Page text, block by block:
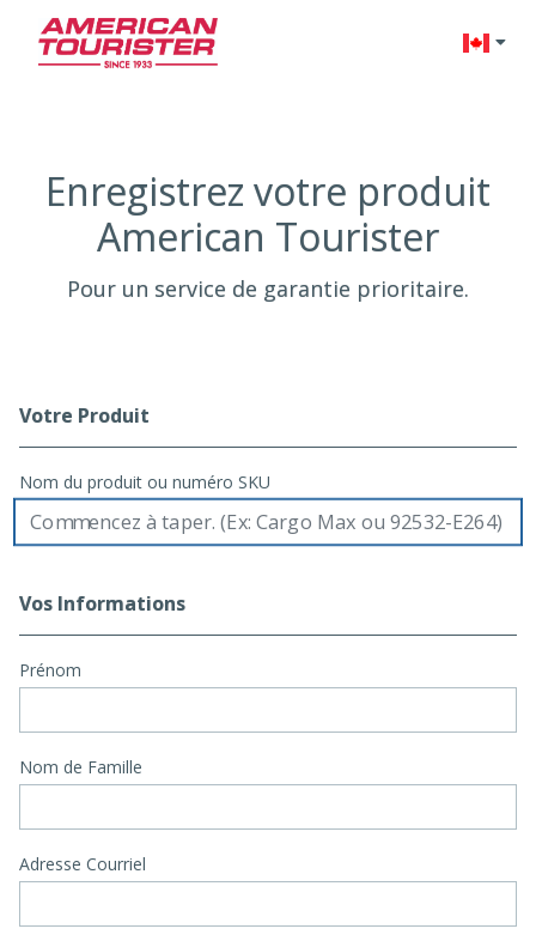
Change
Enregistrez votre produit
American Tourister
Pour un service de garantie prioritaire.
Registration Form
Votre Produit
Nom du produit ou numéro SKU
Vos Informations
Prénom
Nom de Famille
Adresse Courriel